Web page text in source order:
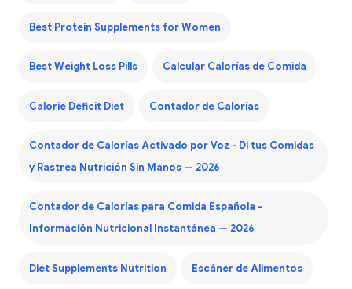
Best Protein Supplements for Women
Best Weight Loss Pills Calcular Calorías de Comida
Calorie Deficit Diet Contador de Calorías
Contador de Calorías Activado por Voz - Di tus Comidas
y Rastrea Nutrición Sin Manos — 2026
Contador de Calorías para Comida Española -
Información Nutricional Instantánea — 2026
Diet Supplements Nutrition Escáner de Alimentos